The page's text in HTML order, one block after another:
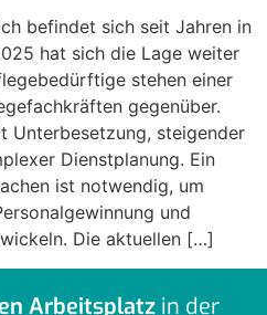
befindet sich seit Jahren in
hat sich die Lage weiter
stehen einer
gegenüber.
Unterbesetzung, steigender
Dienstplanung. Ein
ist notwendig, um
und
Die aktuellen […]
Arbeitsplatz in der